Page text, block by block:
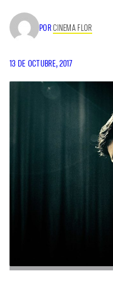
PORCINEMA FLOR
13 DE OCTUBRE, 2017